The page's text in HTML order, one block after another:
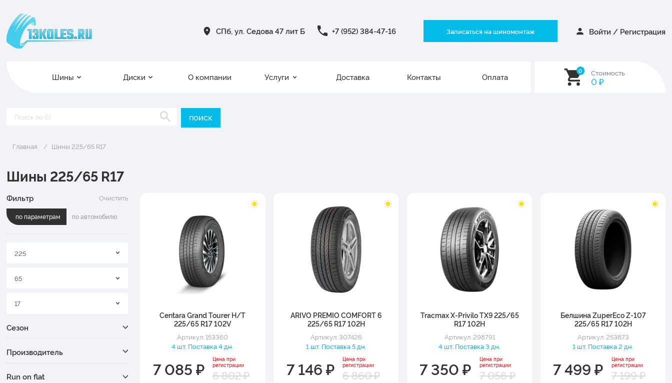
СПб, ул. Седова 47 лит Б +7 (952) 384-47-16 Записаться на шиномонтаж Войти / Регистрация
Шины Диски О компании Услуги Доставка Контакты Оплата
0 Стоимость
0 ₽
Главная Шины 225/65 R17
Шины 225/65 R17
Фильтр Очистить
по параметрам по автомобилю
225
65
17
Сезон
Производитель
Run on flat
Centara Grand Tourer H/T
225/65 R17 102V
Артикул: 153360
4 шт. Поставка 4 дн.
7 085 ₽
Цена при
регистрации
6 802 ₽
ARIVO PREMIO COMFORT 6
225/65 R17 102H
Артикул: 307426
1 шт. Поставка 5 дн.
7 146 ₽
Цена при
регистрации
6 860 ₽
Tracmax X-Privilo TX9 225/65
R17 102H
Артикул: 298791
4 шт. Поставка 3 дн.
7 350 ₽
Цена при
регистрации
7 056 ₽
Белшина ZuperEco Z-107
225/65 R17 102H
Артикул: 253873
1 шт. Поставка 2 дн.
7 499 ₽
Цена при
регистрации
7 199 ₽